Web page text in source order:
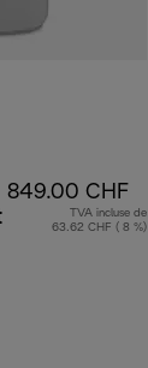
849.00 CHF
TVA incluse de
63.62 CHF ( 8 %)